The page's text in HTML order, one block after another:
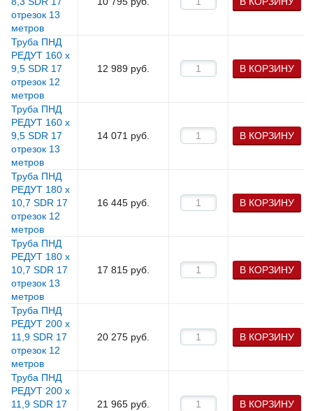
отрезок 13
метров
Труба ПНД
РЕДУТ 160 х
9,5 SDR 17
отрезок 12
метров
12 989 руб. В КОРЗИНУ
Труба ПНД
РЕДУТ 160 х
9,5 SDR 17
отрезок 13
метров
14 071 руб. В КОРЗИНУ
Труба ПНД
РЕДУТ 180 х
10,7 SDR 17
отрезок 12
метров
16 445 руб. В КОРЗИНУ
Труба ПНД
РЕДУТ 180 х
10,7 SDR 17
отрезок 13
метров
17 815 руб. В КОРЗИНУ
Труба ПНД
РЕДУТ 200 х
11,9 SDR 17
отрезок 12
метров
20 275 руб. В КОРЗИНУ
Труба ПНД
РЕДУТ 200 х
11,9 SDR 17
21 965 руб. В КОРЗИНУ